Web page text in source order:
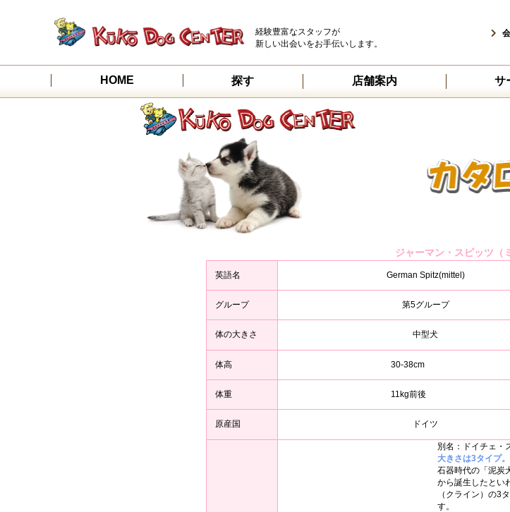
経験豊富なスタッフが
新しい出会いをお手伝いします。
HOME 探す 店舗案内 サ
ジャーマン・スピッツ（
英語名 German Spitz(mittel)
グループ 第5グループ
体の大きさ 中型犬
体高 30-38cm
体重 11kg前後
原産国 ドイツ
別名：ドイチェ・
大きさは3タイプ
石器時代の「泥炭
から誕生したとい
（クライン）の3
す。